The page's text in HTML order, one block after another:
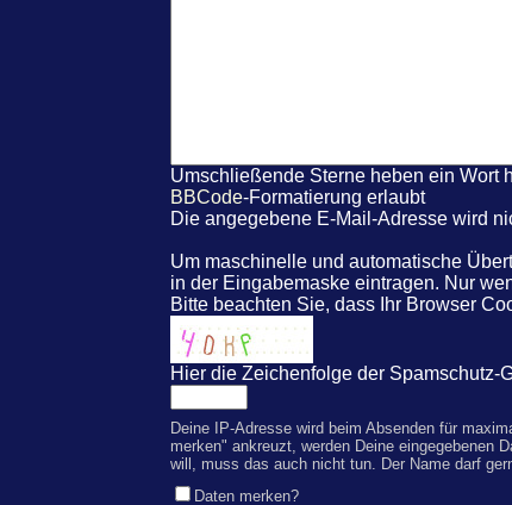
Umschließende Sterne heben ein Wort
BBCode-Formatierung erlaubt
Die angegebene E-Mail-Adresse wird
Um maschinelle und automatische
in der Eingabemaske eintragen. Nur
Bitte beachten Sie, dass Ihr Browser
Hier die Zeichenfolge der Spamschutz-
Deine IP-Adresse wird beim Absenden für
merken" ankreuzt, werden Deine eingegebenen
will, muss das auch nicht tun. Der Name darf
Daten merken?